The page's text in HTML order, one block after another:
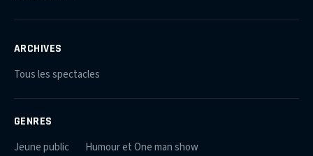
ARCHIVES
Tous les spectacles
GENRES
Jeune public
Humour et One man show